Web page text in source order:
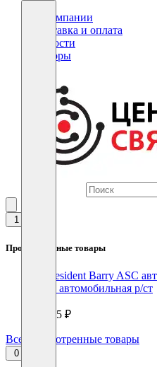
О компании
Доставка и оплата
Новости
Обзоры
1
Просмотренные товары
ASC автомобильная р/ст
10385 ₽
Все просмотренные товары
0